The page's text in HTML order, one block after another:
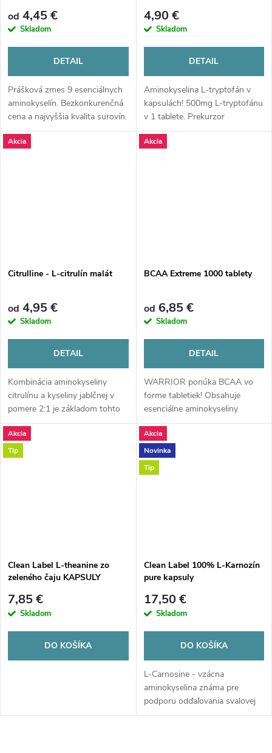
od 4,45 €
Skladom
DETAIL
Prášková zmes 9 esenciálnych
aminokyselín. Bezkonkurenčná
cena a najvyššia kvalita surovín.
Dostupné aj v ochutenej verzii s
možnosťou výberu medzi
4,90 €
Skladom
DETAIL
Aminokyselina L-tryptofán v
kapsulách! 500mg L-tryptofánu
v 1 tablete. Prekurzor
serotonínu (5-HTP). Bez
obsahu GMO.
Akcia
Citrulline - L-citrulín malát
od 4,95 €
Skladom
DETAIL
Kombinácia aminokyseliny
citrulínu a kyseliny jablčnej v
pomere 2:1 je základom tohto
produktu. Táto kombinácia
obsahuje aj podmienečne
esenciálnu aminokyselinu, ktorá
Akcia
BCAA Extreme 1000 tablety
od 6,85 €
Skladom
DETAIL
WARRIOR ponúka BCAA vo
forme tabletiek! Obsahuje
esenciálne aminokyseliny
Leucín, Izoleucín a Valín v
pomeroch 2:1:1. Tablety sú
veľmi praktické na užívanie.
Podporujú rast svalov a chránia
ich...
Akcia
Tip
Clean Label L-theanine zo
zeleného čaju KAPSULY
7,85 €
Skladom
DO KOŠÍKA
Akcia
Novinka
Tip
Clean Label 100% L-Karnozín
pure kapsuly
17,50 €
Skladom
DO KOŠÍKA
L-Carnosine - vzácna
aminokyselina známa pre
podporu odďaľovania svalovej
únavy. Znižuje hromadenie